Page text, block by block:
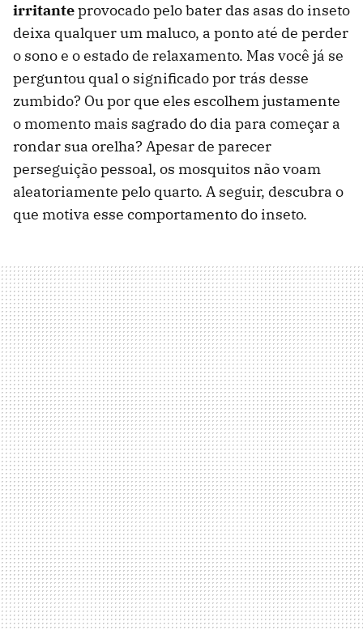
irritanteprovocado pelo bater das asas do inseto
deixa qualquer um maluco, a ponto até de perder
o sono e o estado de relaxamento. Mas você já se
perguntou qual o significado por trás desse
zumbido? Ou por que eles escolhem justamente
o momento mais sagrado do dia para começar a
rondar sua orelha? Apesar de parecer
perseguição pessoal, os mosquitos não voam
aleatoriamente pelo quarto. A seguir, descubra o
que motiva esse comportamento do inseto.